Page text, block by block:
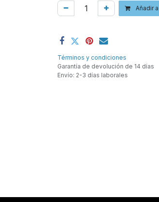
Añadir
Términos y condiciones
Garantía de devolución de 14 días
Envío: 2-3 días laborales